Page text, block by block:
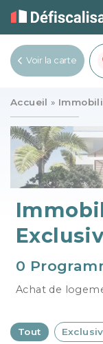
Accueil »
0
Achat de
Voir la carte
Tout